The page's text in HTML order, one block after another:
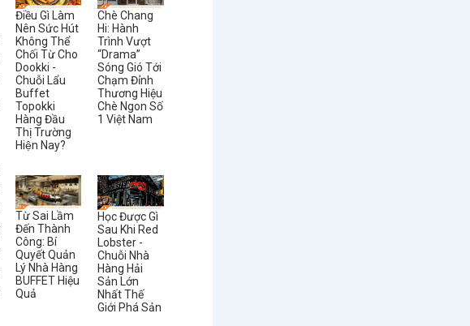
Điều Gì Làm
Nên Sức Hút
Không Thể
Chối Từ Cho
Dookki -
Chuỗi Lẩu
Buffet
Topokki
Hàng Đầu
Thị Trường
Hiện Nay?
Chè Chang
Hi: Hành
Trình Vượt
“Drama”
Sóng Gió Tới
Chạm Đỉnh
Thương Hiệu
Chè Ngon Số
1 Việt Nam
Từ Sai Lầm
Đến Thành
Công: Bí
Quyết Quản
Lý Nhà Hàng
BUFFET Hiệu
Quả
Học Được Gì
Sau Khi Red
Lobster -
Chuỗi Nhà
Hàng Hải
Sản Lớn
Nhất Thế
Giới Phá Sản